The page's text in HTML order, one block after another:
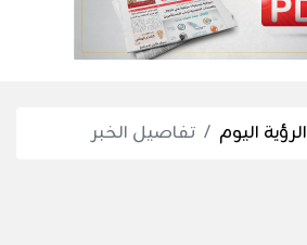
الرؤية اليوم تفاصيل الخبر